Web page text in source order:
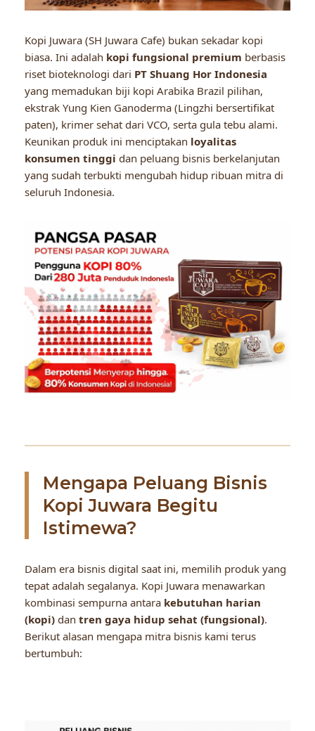
Kopi Juwara (SH Juwara Cafe) bukan sekadar kopi
biasa. Ini adalah kopi fungsional premium berbasis
riset bioteknologi dari PT Shuang Hor Indonesia
yang memadukan biji kopi Arabika Brazil pilihan,
ekstrak Yung Kien Ganoderma (Lingzhi bersertifikat
paten), krimer sehat dari VCO, serta gula tebu alami.
Keunikan produk ini menciptakan loyalitas
konsumen tinggi dan peluang bisnis berkelanjutan
yang sudah terbukti mengubah hidup ribuan mitra di
seluruh Indonesia.
Mengapa Peluang Bisnis
Kopi Juwara Begitu
Istimewa?
Dalam era bisnis digital saat ini, memilih produk yang
tepat adalah segalanya. Kopi Juwara menawarkan
kombinasi sempurna antara kebutuhan harian
(kopi) dan tren gaya hidup sehat (fungsional).
Berikut alasan mengapa mitra bisnis kami terus
bertumbuh: